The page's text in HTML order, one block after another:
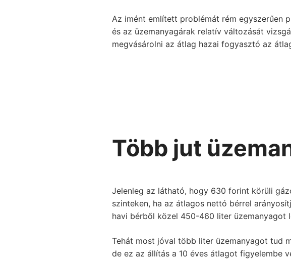
Az imént említett problémát rém egyszerűen
és az üzemanyagárak relatív változását
megvásárolni az átlag hazai fogyasztó az
Több jut
Jelenleg az látható, hogy 630 forint körüli
szinteken, ha az átlagos nettó bérrel
havi bérből közel 450-460 liter üzemanyagot
Tehát most jóval több liter üzemanyagot tud
de ez az állítás a 10 éves átlagot figyelembe